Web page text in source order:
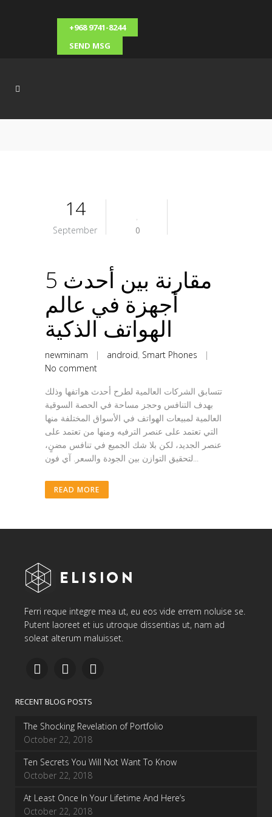
+968 9741-8244
SEND MSG
14
September 0
مقارنة بين أحدث 5
أجهزة في عالم
الهواتف الذكية
newminam | android, Smart Phones |
No comment
تتسابق الشركات العالمية لطرح أحدث هواتفها وذلك
بهدف التنافس وحجز مساحة في الحصة السوقية
العالمية لمبيعات الهواتف في الأسواق المختلفة منها
التي تعتمد على عنصر الترفيه ومنها من تعتمد على
عنصر الجديد، لكن بلا شك الجميع في تنافس مضنٍ،
لتحقيق التوازن بين الجودة والسعر. آي فون...
READ MORE
Ferri reque integre mea ut, eu eos vide errem noluise se.
Putent laoreet et ius utroque dissentias ut, nam ad
soleat alterum maluisset.
RECENT BLOG POSTS
The Shocking Revelation of Portfolio
October 22, 2018
Ten Secrets You Will Not Want To Know
October 22, 2018
At Least Once In Your Lifetime And Here’s
October 22, 2018